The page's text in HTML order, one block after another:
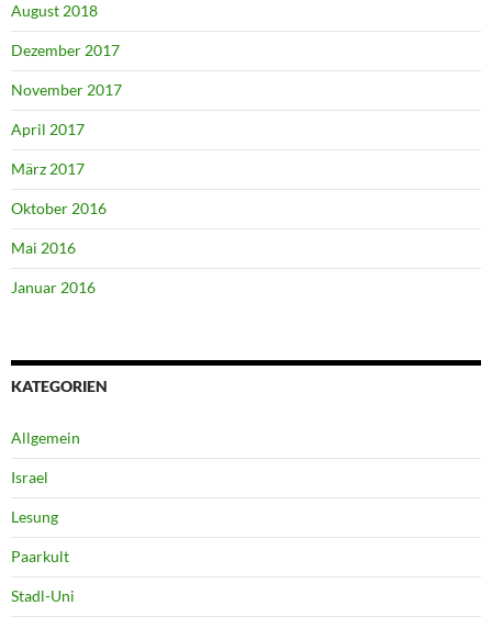
August 2018
Dezember 2017
November 2017
April 2017
März 2017
Oktober 2016
Mai 2016
Januar 2016
KATEGORIEN
Allgemein
Israel
Lesung
Paarkult
Stadl-Uni